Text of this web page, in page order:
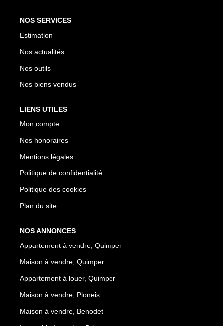
NOS SERVICES
Estimation
Nos actualités
Nos outils
Nos biens vendus
LIENS UTILES
Mon compte
Nos honoraires
Mentions légales
Politique de confidentialité
Politique des cookies
Plan du site
NOS ANNONCES
Appartement à vendre, Quimper
Maison à vendre, Quimper
Appartement à louer, Quimper
Maison à vendre, Ploneis
Maison à vendre, Benodet